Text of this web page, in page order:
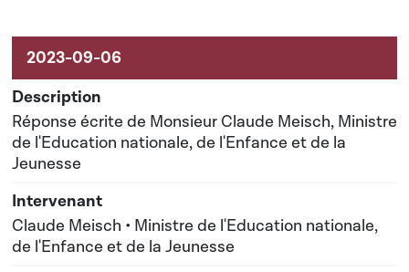
Réponse écrite de Monsieur Claude Meisch, Ministre
de l'Education nationale, de l'Enfance et de la
Jeunesse
Claude Meisch • Ministre de l'Education nationale,
de l'Enfance et de la Jeunesse